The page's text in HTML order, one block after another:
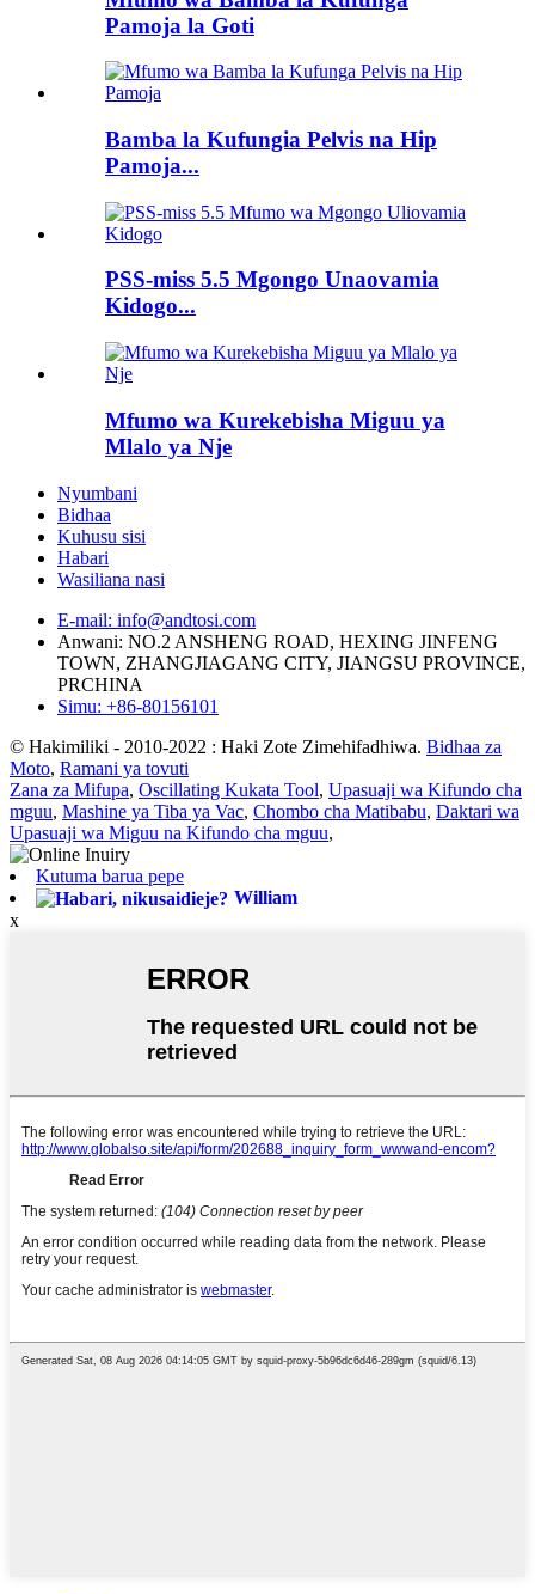
Pamoja la Goti
Bamba la Kufungia Pelvis na Hip
Pamoja...
PSS-miss 5.5 Mgongo Unaovamia
Kidogo...
Mfumo wa Kurekebisha Miguu ya
Mlalo ya Nje
Nyumbani
Bidhaa
Kuhusu sisi
Habari
Wasiliana nasi
E-mail: info@andtosi.com
Anwani: NO.2 ANSHENG ROAD, HEXING JINFENG
TOWN, ZHANGJIAGANG CITY, JIANGSU PROVINCE,
PRCHINA
Simu: +86-80156101
© Hakimiliki - 2010-2022 : Haki Zote Zimehifadhiwa. Bidhaa za
Moto, Ramani ya tovuti
Zana za Mifupa, Oscillating Kukata Tool, Upasuaji wa Kifundo cha
mguu, Mashine ya Tiba ya Vac, Chombo cha Matibabu, Daktari wa
Upasuaji wa Miguu na Kifundo cha mguu,
Kutuma barua pepe
William
x